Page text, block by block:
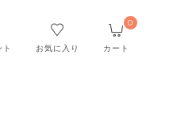
お気に入り カート
0